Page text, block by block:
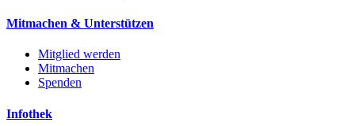
Mitmachen & Unterstützen
Mitglied werden
Mitmachen
Spenden
Infothek